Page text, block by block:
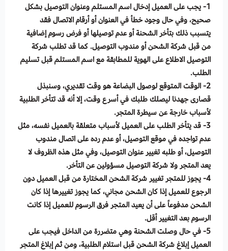
1- يجب على العميل إدخال اسم المستلم وعنوان التوصيل بشكل
صحيح، وفي حال وجود خطأ في العنوان أو أرقام الاتصال فقد
يتسبب ذلك بتأخر الشحنة أو عدم توصيلها أو فرض رسوم إضافية
من قبل شركة الشحن أو مندوب التوصيل. كما قد تطلب شركة
التوصيل الاطلاع على الهوية للمطابقة مع اسم المستلم قبل تسليم
الطلب.
2- الوقت المتوقع لوصول البضاعة هو وقت تقديري، وسنبذل
قصارى جهدنا ليصلك طلبك في أسرع وقت، إلا أنه قد تتأخر الطلبية
لأسباب خارجة عن سيطرة المتجر.
3- قد يتأخر الطلب على العميل لأسباب متعلقة بالعميل نفسه، مثل
عدم تواجده في موقع التوصيل، أو عدم رده على اتصال مندوب
التوصيل، أو طلبه تغيير عنوان التوصيل، وفي مثل هذه الظروف لا
يعد المتجر ولا شركة التوصيل مسؤولين عن التأخر.
4- يجوز للمتجر تغيير شركة الشحن المختارة من قبل العميل دون
الرجوع للعميل إذا كان الشحن مجاني، كما يجوز تغييرها إذا كان
الشحن مدفوعاً على أن يعيد المتجر فرق الرسوم للعميل إذا كانت
الرسوم بعد التغيير أقل.
5- في حال وصلت الشحنة وهي متضررة من الداخل فيجب على
العميل إبلاغ شركة الشحن قبل استلام الطلبية، ومن ثم إبلاغ المتجر